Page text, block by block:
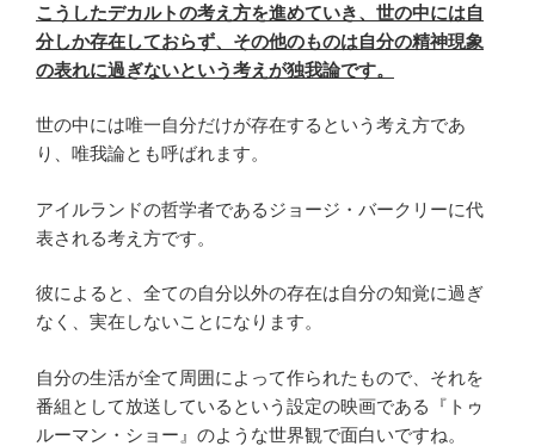
こうしたデカルトの考え方を進めていき、世の中には自
分しか存在しておらず、その他のものは自分の精神現象
の表れに過ぎないという考えが独我論です。
世の中には唯一自分だけが存在するという考え方であ
り、唯我論とも呼ばれます。
アイルランドの哲学者であるジョージ・バークリーに代
表される考え方です。
彼によると、全ての自分以外の存在は自分の知覚に過ぎ
なく、実在しないことになります。
自分の生活が全て周囲によって作られたもので、それを
番組として放送しているという設定の映画である『トゥ
ルーマン・ショー』のような世界観で面白いですね。